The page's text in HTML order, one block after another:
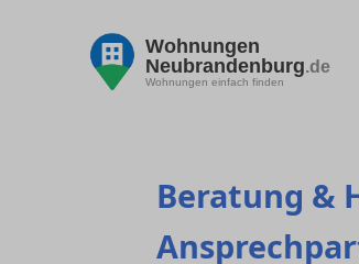
Wohnungen
Neubrandenburg.de
Wohnungen einfach finden
Beratung &